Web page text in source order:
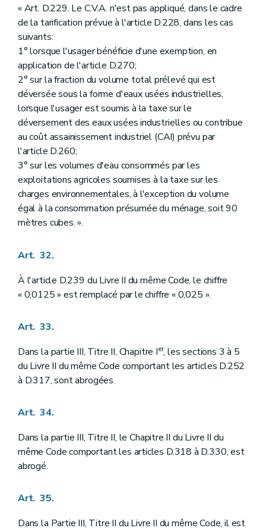
« Art. D.229. Le C.V.A. n'est pas appliqué, dans le cadre
de la tarification prévue à l'article D.228, dans les cas
suivants:
1° lorsque l'usager bénéficie d'une exemption, en
application de l'article D.270;
2° sur la fraction du volume total prélevé qui est
déversée sous la forme d'eaux usées industrielles,
lorsque l'usager est soumis à la taxe sur le
déversement des eaux usées industrielles ou contribue
au coût assainissement industriel (CAI) prévu par
l'article D.260;
3° sur les volumes d'eau consommés par les
exploitations agricoles soumises à la taxe sur les
charges environnementales, à l'exception du volume
égal à la consommation présumée du ménage, soit 90
mètres cubes. ».
Art. 32.
À l'article D.239 du Livre II du même Code, le chiffre
« 0,0125 » est remplacé par le chiffre « 0,025 ».
Art. 33.
Dans la partie III, Titre II, Chapitre Ier, les sections 3 à 5
du Livre II du même Code comportant les articles D.252
à D.317, sont abrogées.
Art. 34.
Dans la partie III, Titre II, le Chapitre II du Livre II du
même Code comportant les articles D.318 à D.330, est
abrogé.
Art. 35.
Dans la Partie III, Titre II du Livre II du même Code, il est